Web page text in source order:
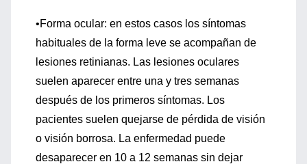
•Forma ocular: en estos casos los síntomas
habituales de la forma leve se acompañan de
lesiones retinianas. Las lesiones oculares
suelen aparecer entre una y tres semanas
después de los primeros síntomas. Los
pacientes suelen quejarse de pérdida de visión
o visión borrosa. La enfermedad puede
desaparecer en 10 a 12 semanas sin dejar